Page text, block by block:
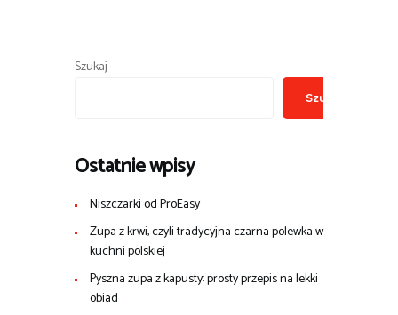
Szukaj
Szukaj
Ostatnie wpisy
Niszczarki od ProEasy
Zupa z krwi, czyli tradycyjna czarna polewka w
kuchni polskiej
Pyszna zupa z kapusty: prosty przepis na lekki
obiad